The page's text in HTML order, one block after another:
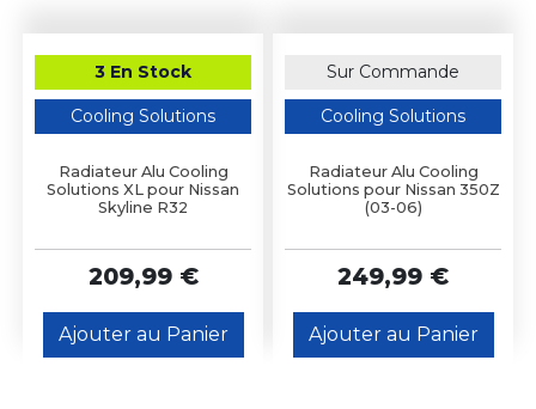
3 En Stock
Cooling Solutions
Radiateur Alu Cooling
Solutions XL pour Nissan
Skyline R32
209,99 €
Ajouter au Panier
Sur Commande
Cooling Solutions
Radiateur Alu Cooling
Solutions pour Nissan 350Z
(03-06)
249,99 €
Ajouter au Panier